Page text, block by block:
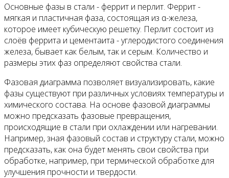
Основные фазы в стали - феррит и перлит. Феррит -
мягкая и пластичная фаза, состоящая из α-железа,
которое имеет кубическую решетку. Перлит состоит из
слоёв феррита и цементаита - углеродистого соединения
железа, бывает как белым, так и серым. Количество и
размеры этих фаз определяют свойства стали.
Фазовая диаграмма позволяет визуализировать, какие
фазы существуют при различных условиях температуры и
химического состава. На основе фазовой диаграммы
можно предсказать фазовые превращения,
происходящие в стали при охлаждении или нагревании.
Например, зная фазовый состав и структуру стали, можно
предсказать, как она будет менять свои свойства при
обработке, например, при термической обработке для
улучшения прочности и твердости.